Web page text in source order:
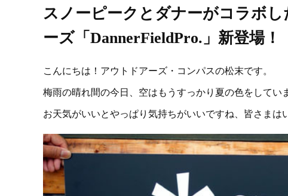
スノーピークとダナーがコラボ
ーズ「DannerFieldPro.」新登場！
こんにちは！アウトドアーズ・コンパスの松末です。
梅雨の晴れ間の今日、空はもうすっかり夏の色をしてい
お天気がいいとやっぱり気持ちがいいですね、皆さまは